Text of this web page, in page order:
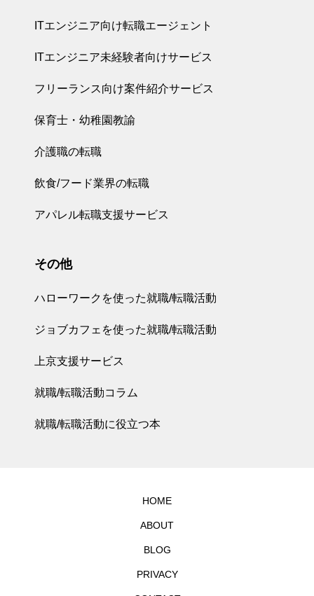
ITエンジニア向け転職エージェント
ITエンジニア未経験者向けサービス
フリーランス向け案件紹介サービス
保育士・幼稚園教諭
介護職の転職
飲食/フード業界の転職
アパレル転職支援サービス
その他
ハローワークを使った就職/転職活動
ジョブカフェを使った就職/転職活動
上京支援サービス
就職/転職活動コラム
就職/転職活動に役立つ本
HOME
ABOUT
BLOG
PRIVACY